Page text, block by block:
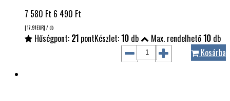
7 580 Ft 6 490 Ft
[17.91EUR] / db
Hűségpont: 21 pontKészlet:10 db Max. rendelhető10 db
Kosárba